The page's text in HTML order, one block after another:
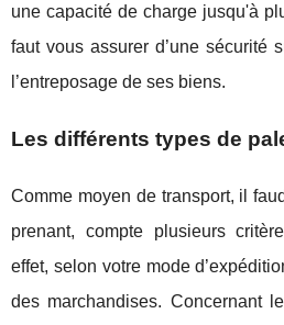
une capacité de charge jusqu'à
faut vous assurer d’une sécurité
l’entreposage de ses biens.
Les différents types de
Comme moyen de transport, il
prenant, compte plusieurs
effet, selon votre mode
des marchandises. Concernant